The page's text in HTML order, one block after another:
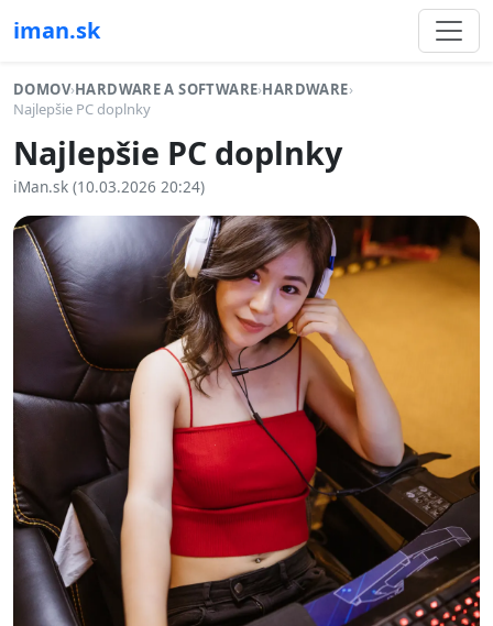
iman.sk
DOMOV›HARDWARE A SOFTWARE›HARDWARE›
Najlepšie PC doplnky
Najlepšie PC doplnky
iMan.sk (10.03.2026 20:24)